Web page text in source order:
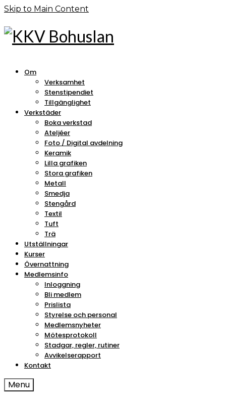
Skip to Main Content
Om
Verksamhet
Stenstipendiet
Tillgänglighet
Verkstäder
Boka verkstad
Ateljéer
Foto / Digital avdelning
Keramik
Lilla grafiken
Stora grafiken
Metall
Smedja
Stengård
Textil
Tuft
Trä
Utställningar
Kurser
Övernattning
Medlemsinfo
Inloggning
Bli medlem
Prislista
Styrelse och personal
Medlemsnyheter
Mötesprotokoll
Stadgar, regler, rutiner
Avvikelserapport
Kontakt
Menu